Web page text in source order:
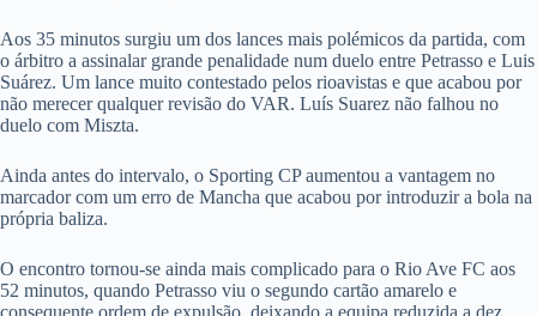
Aos 35 minutos surgiu um dos lances mais polémicos da partida, com
o árbitro a assinalar grande penalidade num duelo entre Petrasso e Luis
Suárez. Um lance muito contestado pelos rioavistas e que acabou por
não merecer qualquer revisão do VAR. Luís Suarez não falhou no
duelo com Miszta.
Ainda antes do intervalo, o Sporting CP aumentou a vantagem no
marcador com um erro de Mancha que acabou por introduzir a bola na
própria baliza.
O encontro tornou-se ainda mais complicado para o Rio Ave FC aos
52 minutos, quando Petrasso viu o segundo cartão amarelo e
consequente ordem de expulsão, deixando a equipa reduzida a dez